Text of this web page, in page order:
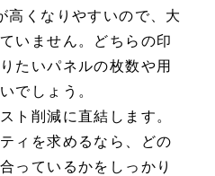
高くなりやすいので、大
いません。どちらの印
たいパネルの枚数や用
でしょう。
ト削減に直結します。
ィを求めるなら、どの
っているかをしっかり